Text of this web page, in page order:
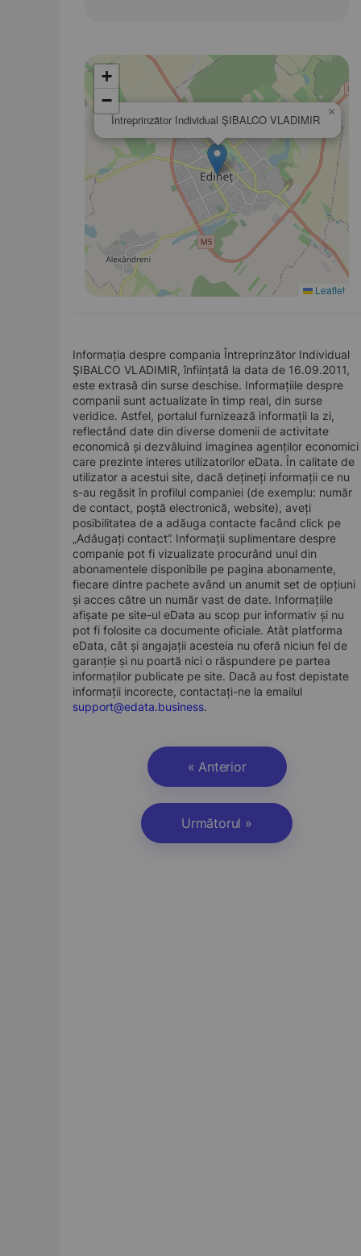
Întreprinzător Individual ŞIBALCO VLADIMIR
×
+
−
Leaflet
Informația despre compania Întreprinzător Individual
ŞIBALCO VLADIMIR, înființată la data de 16.09.2011,
este extrasă din surse deschise. Informațiile despre
companii sunt actualizate în timp real, din surse
veridice. Astfel, portalul furnizează informații la zi,
reflectând date din diverse domenii de activitate
economică și dezvăluind imaginea agenților economici
care prezinte interes utilizatorilor eData. În calitate de
utilizator a acestui site, dacă dețineți informații ce nu
s-au regăsit în profilul companiei (de exemplu: număr
de contact, poștă electronică, website), aveți
posibilitatea de a adăuga contacte facând click pe
„Adăugați contact”. Informații suplimentare despre
companie pot fi vizualizate procurând unul din
abonamentele disponibile pe pagina abonamente,
fiecare dintre pachete având un anumit set de opțiuni
și acces către un număr vast de date. Informațiile
afișate pe site-ul eData au scop pur informativ și nu
pot fi folosite ca documente oficiale. Atât platforma
eData, cât și angajații acesteia nu oferă niciun fel de
garanție și nu poartă nici o răspundere pe partea
informaților publicate pe site. Dacă au fost depistate
informații incorecte, contactați-ne la emailul
support@edata.business.
« Anterior
Următorul »